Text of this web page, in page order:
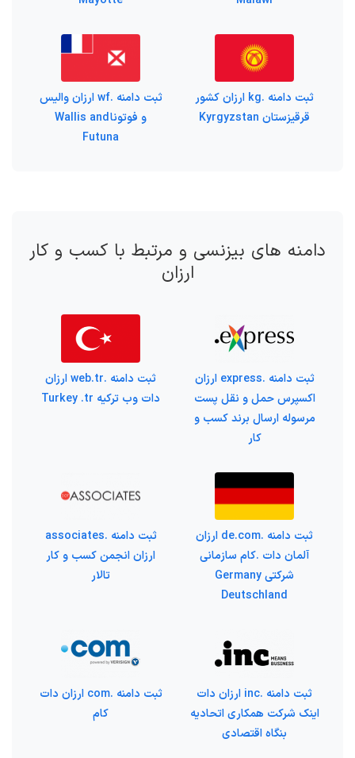
ثبت دامنه .kg ارزان کشور
قرقیزستان Kyrgyzstan
ثبت دامنه .wf ارزان والیس
و فوتونا Wallis and
Futuna
دامنه های بیزنسی و مرتبط با کسب و کار
ارزان
ثبت دامنه .express ارزان
اکسپرس حمل و نقل پست
مرسوله ارسال برند کسب و
کار
ثبت دامنه .web.tr ارزان
دات وب ترکیه Turkey .tr
ثبت دامنه .de.com ارزان
آلمان دات .کام سازمانی
شرکتی Germany
Deutschland
ثبت دامنه .associates
ارزان انجمن کسب و کار
تالار
ثبت دامنه .inc ارزان دات
اینک شرکت همکاری اتحادیه
بنگاه اقتصادی
ثبت دامنه .com ارزان دات
کام